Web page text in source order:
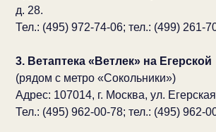
д. 28.
Тел.: (495) 972-74-06; тел.: (499) 261-
3. Ветаптека «Ветлек» на Егерской
(рядом с метро «Сокольники»)
Адрес: 107014, г. Москва, ул.
Тел.: (495) 962-00-78; тел.: (495) 962-